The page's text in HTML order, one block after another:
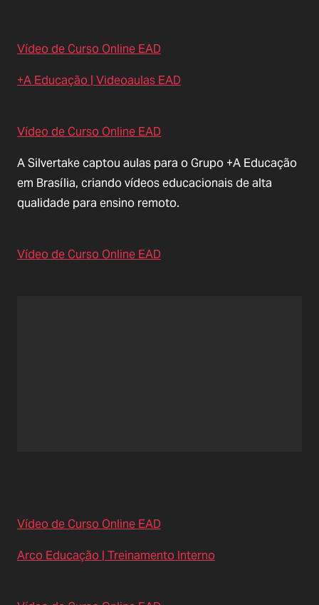
Vídeo de Curso Online EAD
+A Educação | Videoaulas EAD
Vídeo de Curso Online EAD
A Silvertake captou aulas para o Grupo +A Educação
em Brasília, criando vídeos educacionais de alta
qualidade para ensino remoto.
Vídeo de Curso Online EAD
Vídeo de Curso Online EAD
Arco Educação | Treinamento Interno